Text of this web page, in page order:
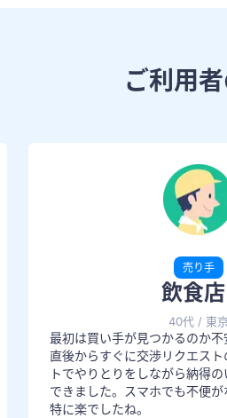
ご利用
売り手
飲食店
40代 / 東京
最初は買い手が見つかるのか
直後からすぐに交渉リクエス
トでやりとりをしながら納得
できました。スマホでも不便
特に楽でしたね。